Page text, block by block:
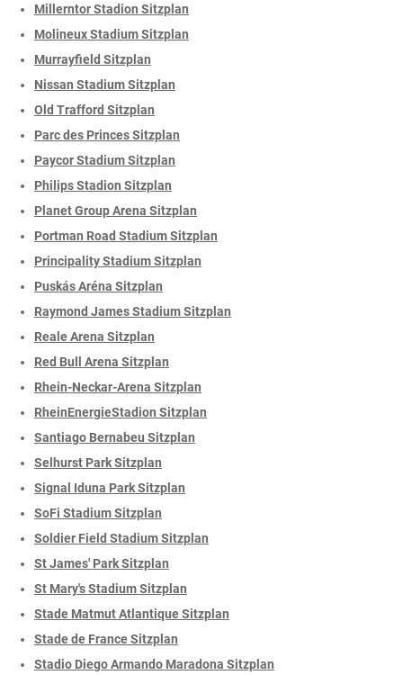
Millerntor Stadion Sitzplan
Molineux Stadium Sitzplan
Murrayfield Sitzplan
Nissan Stadium Sitzplan
Old Trafford Sitzplan
Parc des Princes Sitzplan
Paycor Stadium Sitzplan
Philips Stadion Sitzplan
Planet Group Arena Sitzplan
Portman Road Stadium Sitzplan
Principality Stadium Sitzplan
Puskás Aréna Sitzplan
Raymond James Stadium Sitzplan
Reale Arena Sitzplan
Red Bull Arena Sitzplan
Rhein-Neckar-Arena Sitzplan
RheinEnergieStadion Sitzplan
Santiago Bernabeu Sitzplan
Selhurst Park Sitzplan
Signal Iduna Park Sitzplan
SoFi Stadium Sitzplan
Soldier Field Stadium Sitzplan
St James' Park Sitzplan
St Mary's Stadium Sitzplan
Stade Matmut Atlantique Sitzplan
Stade de France Sitzplan
Stadio Diego Armando Maradona Sitzplan